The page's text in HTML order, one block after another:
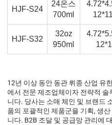
HJF-S24
24온스
700ml
HJF-S32
32oz
950ml
12년 이상 동안 동관 뤼종 산업 유
에서 전문 제조업체이자 전략적
니다. 당사는 소매 체인 및 브랜드
품의 포괄적인 제품군을 기획, 생
니다. B2B 조달 및 공급망 관리에